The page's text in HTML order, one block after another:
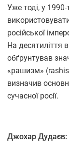
Уже тоді, у
російської
На десятиліття
обґрунтував
«рашизм»
визначив
сучасної росії.
Джохар Дудаєв: